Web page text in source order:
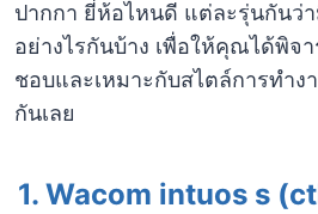
ปากกา ยี่ห้อไหนดี แต่ละรุ่นกันว่
อย่างไรกันบ้าง เพื่อให้คุณได้พิจ
ชอบและเหมาะกับสไตล์การทำง
กันเลย
1. Wacom intuos s